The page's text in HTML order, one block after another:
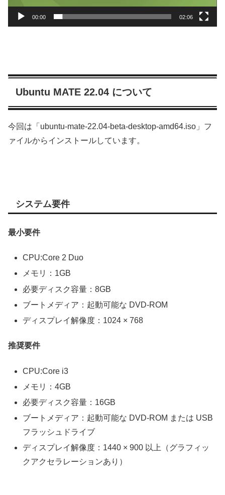
00:00 02:06
Ubuntu MATE 22.04 について
今回は「ubuntu-mate-22.04-beta-desktop-amd64.iso」フ
ァイルからインストールしています。
システム要件
最小要件
CPU:Core 2 Duo
メモリ：1GB
必要ディスク容量：8GB
ブートメディア：起動可能な DVD-ROM
ディスプレイ解像度：1024 × 768
推奨要件
CPU:Core i3
メモリ：4GB
必要ディスク容量：16GB
ブートメディア：起動可能な DVD-ROM または USB
フラッシュドライブ
ディスプレイ解像度：1440 × 900 以上（グラフィッ
クアクセラレーションあり）